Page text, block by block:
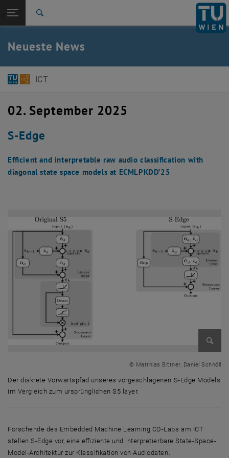
TU Login
Quicklinks
Quicklinks-Menü umschalten
Studium
Karriere
Zur 1. Menü Ebene
E384-Institut für Computertechnik
Zurück zur letzten Ebene:
Aktuelles
Neueste News
ICT
02. September 2025
S-Edge
Efficient and interpretable raw audio classification with
diagonal state space models at ECMLPKDD’25
© Matthias Bittner, Daniel Schnöll
Der diskrete Vorwärtspfad unseres vorgeschlagenen S-Edge Models
im Vergleich zum ursprünglichen S5 layer.
Forschende des Embedded Machine Learning CD-Labs am ICT
stellen S-Edge vor, eine effiziente und interpretierbare State-Space-
Model-Architektur zur Klassifikation von Audiodaten.